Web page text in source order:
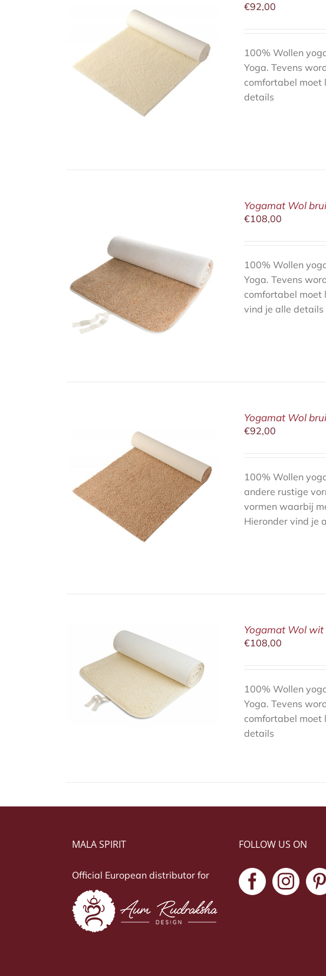
€92,00
100% Wollen
Yoga. Tevens
comfortabel moet
details
Yogamat Wol
€108,00
100% Wollen
Yoga. Tevens
comfortabel moet
vind je alle details
Yogamat Wol
€92,00
100% Wollen
andere rustige
vormen waarbij
Hieronder vind je
Yogamat Wol wit
€108,00
100% Wollen
Yoga. Tevens
comfortabel moet
details
MALA SPIRIT
Official European distributor for
FOLLOW US ON